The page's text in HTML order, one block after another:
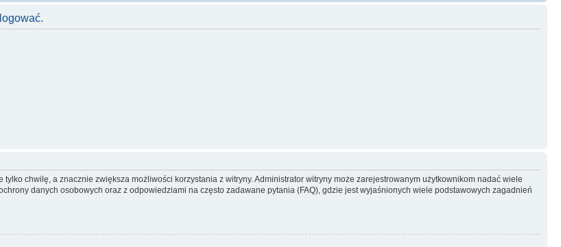
chwilę, a znacznie zwiększa możliwości korzystania z witryny. Administrator witryny może zarejestrowanym użytkownikom nadać wiele
danych osobowych oraz z odpowiedziami na często zadawane pytania (FAQ), gdzie jest wyjaśnionych wiele podstawowych zagadnień